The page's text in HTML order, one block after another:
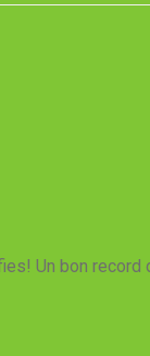
Un bon record